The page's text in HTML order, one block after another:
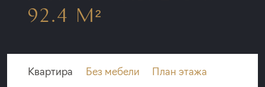
92.4 М²
Квартира Без мебели План этажа